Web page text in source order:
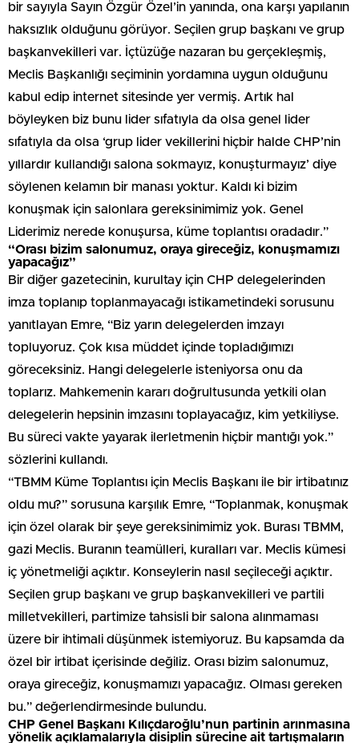
bir sayıyla Sayın Özgür Özel’in yanında, ona karşı yapılanın
haksızlık olduğunu görüyor. Seçilen grup başkanı ve grup
başkanvekilleri var. İçtüzüğe nazaran bu gerçekleşmiş,
Meclis Başkanlığı seçiminin yordamına uygun olduğunu
kabul edip internet sitesinde yer vermiş. Artık hal
böyleyken biz bunu lider sıfatıyla da olsa genel lider
sıfatıyla da olsa ‘grup lider vekillerini hiçbir halde CHP’nin
yıllardır kullandığı salona sokmayız, konuşturmayız’ diye
söylenen kelamın bir manası yoktur. Kaldı ki bizim
konuşmak için salonlara gereksinimimiz yok. Genel
Liderimiz nerede konuşursa, küme toplantısı oradadır.”
“Orası bizim salonumuz, oraya gireceğiz, konuşmamızı
yapacağız”
Bir diğer gazetecinin, kurultay için CHP delegelerinden
imza toplanıp toplanmayacağı istikametindeki sorusunu
yanıtlayan Emre, “Biz yarın delegelerden imzayı
topluyoruz. Çok kısa müddet içinde topladığımızı
göreceksiniz. Hangi delegelerle isteniyorsa onu da
toplarız. Mahkemenin kararı doğrultusunda yetkili olan
delegelerin hepsinin imzasını toplayacağız, kim yetkiliyse.
Bu süreci vakte yayarak ilerletmenin hiçbir mantığı yok.”
sözlerini kullandı.
“TBMM Küme Toplantısı için Meclis Başkanı ile bir irtibatınız
oldu mu?” sorusuna karşılık Emre, “Toplanmak, konuşmak
için özel olarak bir şeye gereksinimimiz yok. Burası TBMM,
gazi Meclis. Buranın teamülleri, kuralları var. Meclis kümesi
iç yönetmeliği açıktır. Konseylerin nasıl seçileceği açıktır.
Seçilen grup başkanı ve grup başkanvekilleri ve partili
milletvekilleri, partimize tahsisli bir salona alınmaması
üzere bir ihtimali düşünmek istemiyoruz. Bu kapsamda da
özel bir irtibat içerisinde değiliz. Orası bizim salonumuz,
oraya gireceğiz, konuşmamızı yapacağız. Olması gereken
bu.” değerlendirmesinde bulundu.
CHP Genel Başkanı Kılıçdaroğlu’nun partinin arınmasına
yönelik açıklamalarıyla disiplin sürecine ait tartışmaların